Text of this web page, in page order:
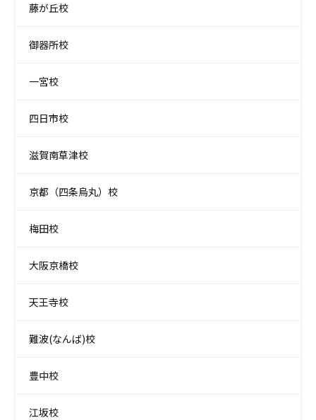
藤が丘校
御器所校
一宮校
四日市校
滋賀南草津校
京都（四条烏丸）校
梅田校
大阪京橋校
天王寺校
難波(なんば)校
豊中校
江坂校